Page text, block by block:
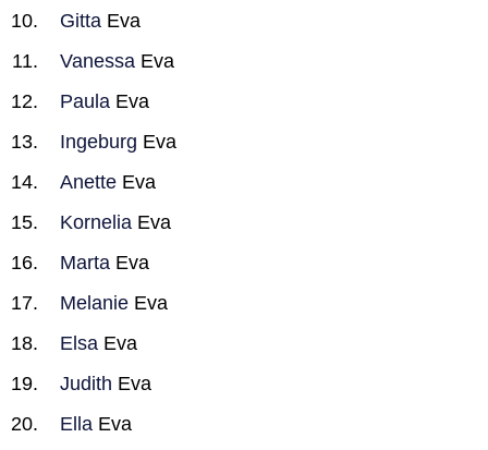
Gitta Eva
Vanessa Eva
Paula Eva
Ingeburg Eva
Anette Eva
Kornelia Eva
Marta Eva
Melanie Eva
Elsa Eva
Judith Eva
Ella Eva